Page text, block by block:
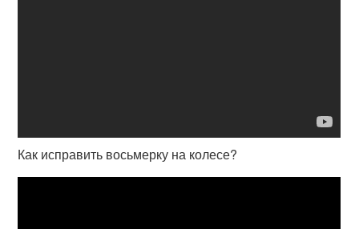
Как исправить восьмерку на колесе?